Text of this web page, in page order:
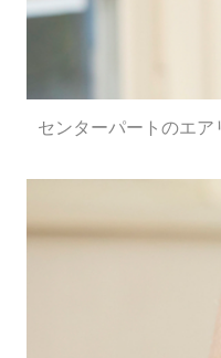
センターパートのエ